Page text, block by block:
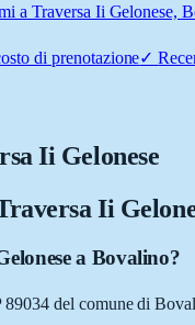
a Traversa Ii Gelonese,
di prenotazione✓
Ii Gelonese
Ii
a Bovalino?
89034 del comune di